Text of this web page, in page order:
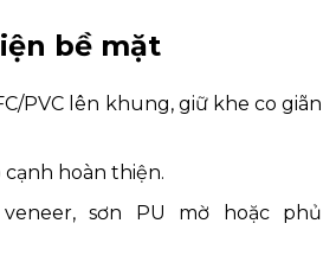
bề mặt
PVC lên khung, giữ khe co giãn
cạnh hoàn thiện.
sơn PU mờ hoặc phủ